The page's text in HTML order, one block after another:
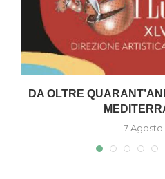
DA OLTRE
7 Agosto